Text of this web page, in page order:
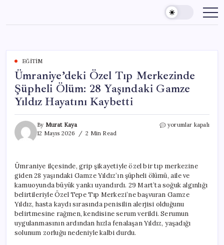
content
EĞITIM
Ümraniye’deki Özel Tıp Merkezinde
Şüpheli Ölüm: 28 Yaşındaki Gamze
Yıldız Hayatını Kaybetti
By Murat Kaya
12 Mayıs 2026
2 Min Read
Ümraniye’deki
Ölüm:
28
Yaşındaki
Gamze
Yıldız
Hayatını
Kaybetti
için
yorumlar kapalı
Ümraniye ilçesinde, grip şikayetiyle özel bir tıp merkezine
giden 28 yaşındaki Gamze Yıldız’ın şüpheli ölümü, aile ve
kamuoyunda büyük yankı uyandırdı. 29 Mart’ta soğuk algınlığı
belirtileriyle Özel Tepe Tıp Merkezi’ne başvuran Gamze
Yıldız, hasta kaydı sırasında penisilin alerjisi olduğunu
belirtmesine rağmen, kendisine serum verildi. Serumun
uygulanmasının ardından hızla fenalaşan Yıldız, yaşadığı
solunum zorluğu nedeniyle kalbi durdu.